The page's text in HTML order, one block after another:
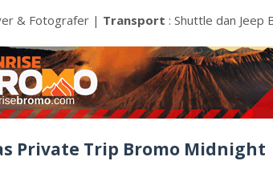
& Fotografer | Transport : Shuttle dan Jeep
Private Trip Bromo Midnight